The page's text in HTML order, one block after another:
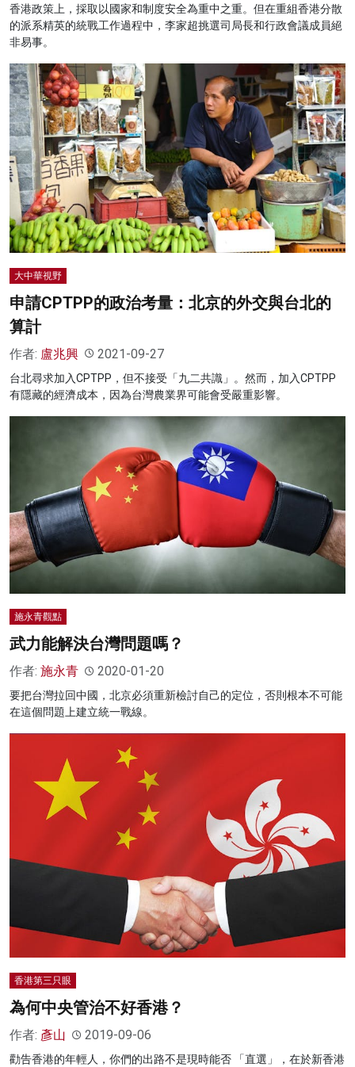
香港政策上，採取以國家和制度安全為重中之重。但在重組香港分散
的派系精英的統戰工作過程中，李家超挑選司局長和行政會議成員絕
非易事。
大中華視野
申請CPTPP的政治考量：北京的外交與台北的
算計
作者: 盧兆興 2021-09-27
台北尋求加入CPTPP，但不接受「九二共識」。然而，加入CPTPP
有隱藏的經濟成本，因為台灣農業界可能會受嚴重影響。
施永青觀點
武力能解決台灣問題嗎？
作者: 施永青 2020-01-20
要把台灣拉回中國，北京必須重新檢討自己的定位，否則根本不可能
在這個問題上建立統一戰線。
香港第三只眼
為何中央管治不好香港？
作者: 彥山 2019-09-06
勸告香港的年輕人，你們的出路不是現時能否 「直選」，在於新香港